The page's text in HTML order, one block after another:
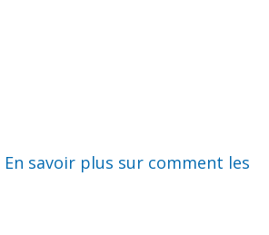
En savoir plus sur comment les